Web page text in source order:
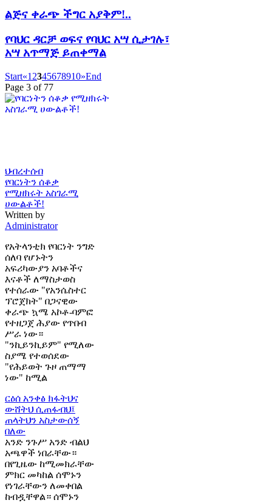
ልጅና ቀራጭ ችግር አያቅም!..
የባህር ዳርቻ ወፍና የባህር አሣ ሲታገሉ፣
አሣ አጥማጅ ይጠቀማል
Start«1 2345678910»End
Page 3 of 77
ህብረተሰብ
የባርነትን ሰቆቃ
የሚዘክሩት አስገራሚ
ሀውልቶች!
Written by
Administrator
የአትላንቲክ የባርነት ንግድ
ሰለባ የሆኑትን
አፍሪካውያን አባቶችና
እናቶች ለማስታወስ
የተሰራው "የአንሴስተር
ፕሮጀክት" በጋናዊው
ቀራጭ ኳሜ አኮቶ-ባምፎ
የተዘጋጀ ሕያው የጥበብ
ሥራ ነው።
"ንኪይንኪይም" የሚለው
ስያሜ የተወሰደው
"የሕይወት ጉዞ ጠማማ
ነው" ከሚል
ርዕሰ አንቀፅ ክፋትህና
ውሸትህ ሲጠፋብህ፤
ጠላትህን አስታውሰኝ
በለው
አንድ ንጉሥ አንድ ብልህ
አጫዋች ነበራቸው።
በየጊዜው ከሚመክራቸው
ምክር መካከል ሰሞኑን
የነገራቸውን ለመቀበል
ከብዷቸዋል። ሰሞኑን